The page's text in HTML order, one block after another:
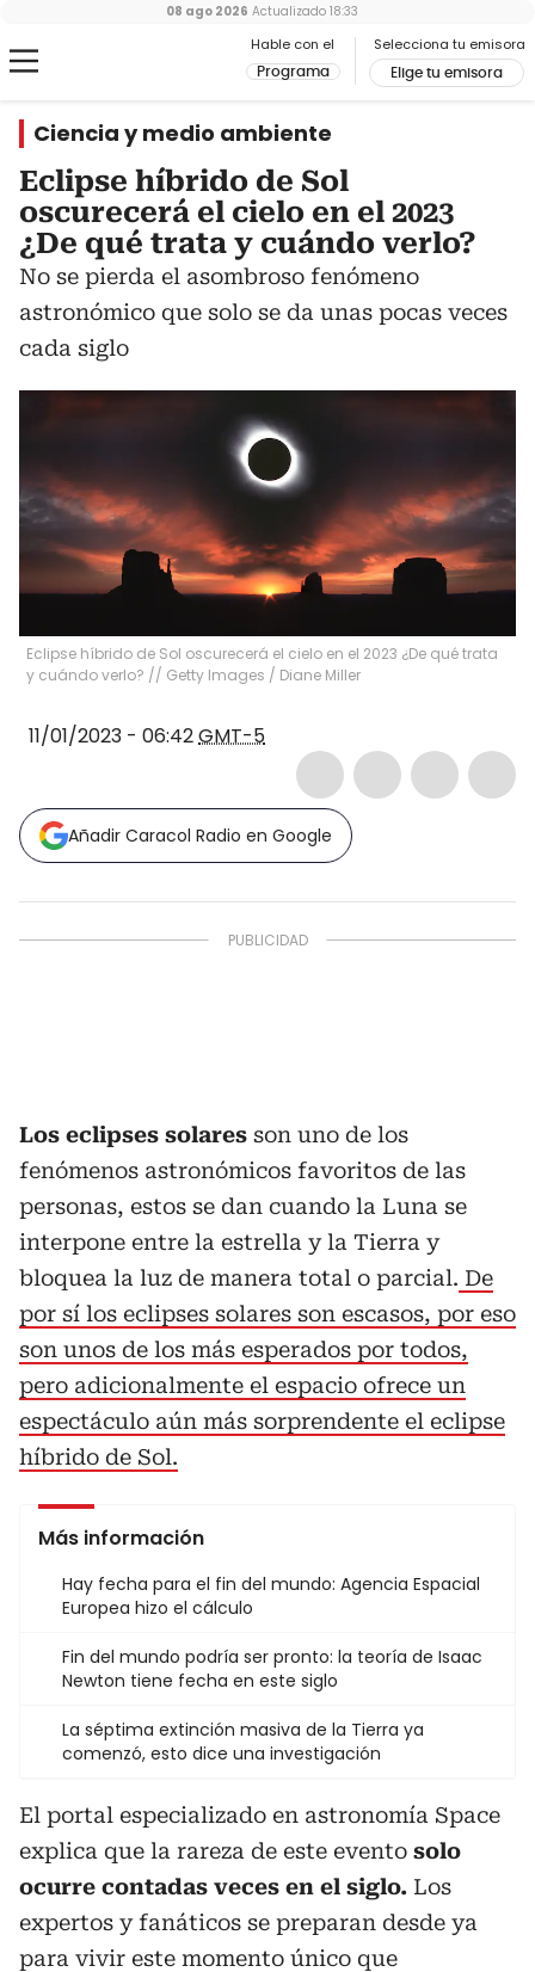
Hable con el
Programa
Selecciona tu emisora
Elige tu emisora
08 ago 2026 Actualizado 18:33
Ciencia y medio ambiente
Eclipse híbrido de Sol
oscurecerá el cielo en el 2023
¿De qué trata y cuándo verlo?
No se pierda el asombroso fenómeno
astronómico que solo se da unas pocas veces
cada siglo
Eclipse híbrido de Sol oscurecerá el cielo en el 2023 ¿De qué trata
y cuándo verlo? // Getty Images / Diane Miller
11/01/2023 - 06:42GMT-5
Añadir Caracol Radio en Google
Los eclipses solares son uno de los
fenómenos astronómicos favoritos de las
personas, estos se dan cuando la Luna se
interpone entre la estrella y la Tierra y
bloquea la luz de manera total o parcial. De
por sí los eclipses solares son escasos, por eso
son unos de los más esperados por todos,
pero adicionalmente el espacio ofrece un
espectáculo aún más sorprendente el eclipse
híbrido de Sol.
Más información
Hay fecha para el fin del mundo: Agencia Espacial
Europea hizo el cálculo
Fin del mundo podría ser pronto: la teoría de Isaac
Newton tiene fecha en este siglo
La séptima extinción masiva de la Tierra ya
comenzó, esto dice una investigación
El portal especializado en astronomía Space
explica que la rareza de este evento solo
ocurre contadas veces en el siglo. Los
expertos y fanáticos se preparan desde ya
para vivir este momento único que